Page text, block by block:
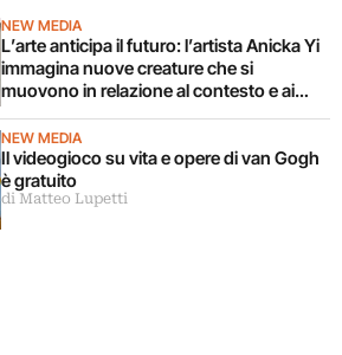
NEW MEDIA
L’arte anticipa il futuro: l’artista Anicka Yi
immagina nuove creature che si
muovono in relazione al contesto e ai
corpi circostanti
NEW MEDIA
Il videogioco su vita e opere di van Gogh
è gratuito
di Matteo Lupetti